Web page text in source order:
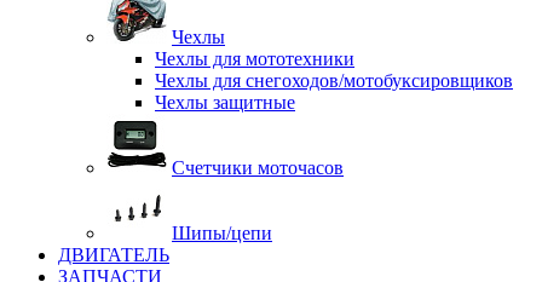
Чехлы
Чехлы для мототехники
Чехлы для снегоходов/мотобуксировщиков
Чехлы защитные
Счетчики моточасов
Шипы/цепи
ДВИГАТЕЛЬ
ЗАПЧАСТИ